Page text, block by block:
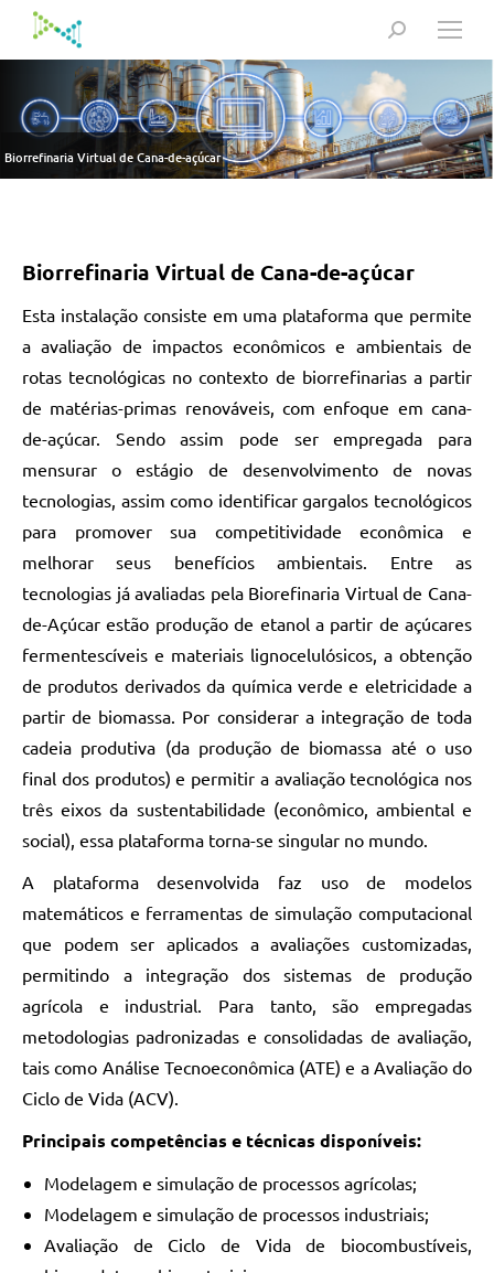
Search:
Biorrefinaria Virtual de Cana-de-açúcar
Biorrefinaria Virtual de Cana-de-açúcar
Esta instalação consiste em uma plataforma que permite
a avaliação de impactos econômicos e ambientais de
rotas tecnológicas no contexto de biorrefinarias a partir
de matérias-primas renováveis, com enfoque em cana-
de-açúcar. Sendo assim pode ser empregada para
mensurar o estágio de desenvolvimento de novas
tecnologias, assim como identificar gargalos tecnológicos
para promover sua competitividade econômica e
melhorar seus benefícios ambientais. Entre as
tecnologias já avaliadas pela Biorefinaria Virtual de Cana-
de-Açúcar estão produção de etanol a partir de açúcares
fermentescíveis e materiais lignocelulósicos, a obtenção
de produtos derivados da química verde e eletricidade a
partir de biomassa. Por considerar a integração de toda
cadeia produtiva (da produção de biomassa até o uso
final dos produtos) e permitir a avaliação tecnológica nos
três eixos da sustentabilidade (econômico, ambiental e
social), essa plataforma torna-se singular no mundo.
A plataforma desenvolvida faz uso de modelos
matemáticos e ferramentas de simulação computacional
que podem ser aplicados a avaliações customizadas,
permitindo a integração dos sistemas de produção
agrícola e industrial. Para tanto, são empregadas
metodologias padronizadas e consolidadas de avaliação,
tais como Análise Tecnoeconômica (ATE) e a Avaliação do
Ciclo de Vida (ACV).
Principais competências e técnicas disponíveis:
Modelagem e simulação de processos agrícolas;
Modelagem e simulação de processos industriais;
Avaliação de Ciclo de Vida de biocombustíveis,